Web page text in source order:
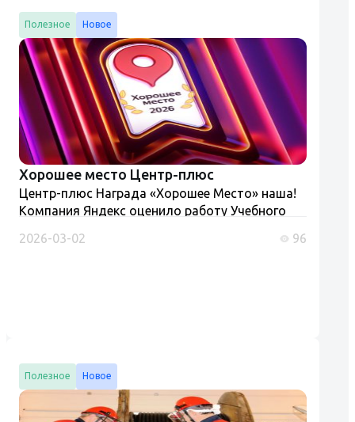
Полезное Новое
Хорошее место Центр-плюс
Центр-плюс Награда «Хорошее Место» наша!
Компания Яндекс оценило работу Учебного
«Хорошее место». Конечно мы к этому не
2026-03-02 96
Полезное Новое